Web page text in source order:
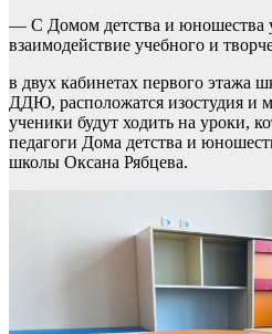
— С Домом детства и юношества у
взаимодействие учебного и
в двух кабинетах первого этажа
ДДЮ, расположатся изостудия и
ученики будут ходить на уроки,
педагоги Дома детства и
школы Оксана Рябцева.